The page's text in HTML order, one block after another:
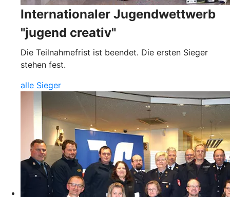
Internationaler Jugendwettwerb
"jugend creativ"
Die Teilnahmefrist ist beendet. Die ersten Sieger
stehen fest.
alle Sieger